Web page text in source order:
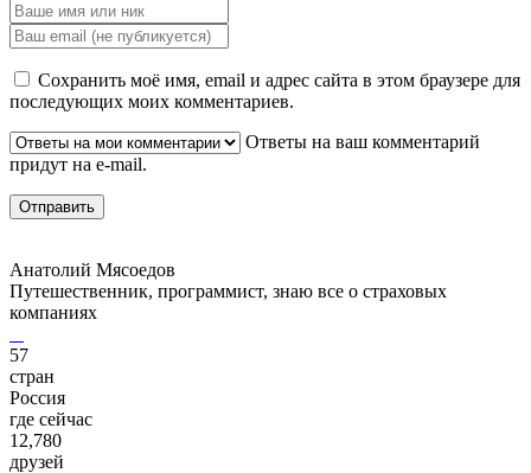
Сохранить моё имя, email и адрес сайта в этом браузере для
последующих моих комментариев.
Ответы на ваш комментарий
придут на e-mail.
Анатолий Мясоедов
Путешественник, программист, знаю все о страховых
компаниях
57
стран
Россия
где сейчас
12,780
друзей